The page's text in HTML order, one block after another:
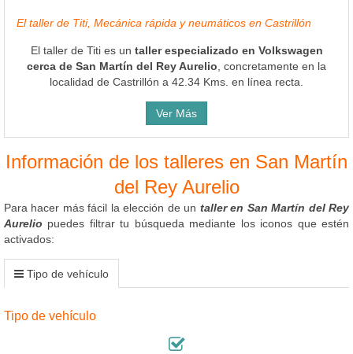
El taller de Titi, Mecánica rápida y neumáticos en Castrillón
El taller de Titi es un taller especializado en Volkswagen
cerca de San Martín del Rey Aurelio , concretamente en la
localidad de Castrillón a 42.34 Kms. en línea recta.
Ver Más
Información de los talleres en San Martín
del Rey Aurelio
Para hacer más fácil la elección de un taller en San Martín del Rey
Aurelio puedes filtrar tu búsqueda mediante los iconos que estén
activados:
Tipo de vehículo
Tipo de vehículo